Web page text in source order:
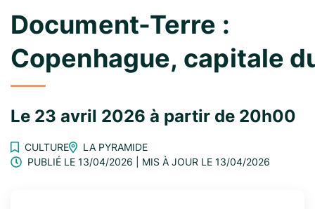
Document-Terre :
Copenhague, capitale
Le 23 avril 2026 à partir de 20h00
CULTURE
LA PYRAMIDE
PUBLIÉ LE 13/04/2026 | MIS À JOUR LE 13/04/2026